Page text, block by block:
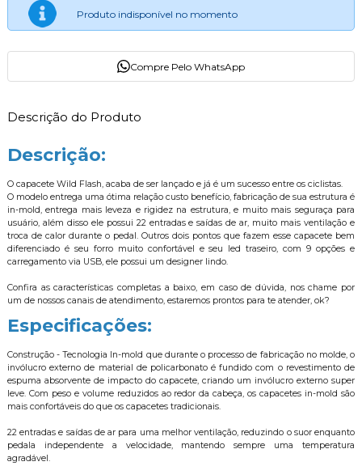
Produto indisponível no momento
Compre Pelo WhatsApp
Descrição do Produto
Descrição:
O capacete Wild Flash, acaba de ser lançado e já é um sucesso entre os ciclistas.
O modelo entrega uma ótima relação custo benefício, fabricação de sua estrutura é
in-mold, entrega mais leveza e rigidez na estrutura, e muito mais seguraça para
usuário, além disso ele possui 22 entradas e saídas de ar, muito mais ventilação e
troca de calor durante o pedal. Outros dois pontos que fazem esse capacete bem
diferenciado é seu forro muito confortável e seu led traseiro, com 9 opções e
carregamento via USB, ele possui um designer lindo.
Confira as características completas a baixo, em caso de dúvida, nos chame por
um de nossos canais de atendimento, estaremos prontos para te atender, ok?
Especificações:
Construção - Tecnologia In-mold que durante o processo de fabricação no molde, o
invólucro externo de material de policarbonato é fundido com o revestimento de
espuma absorvente de impacto do capacete, criando um invólucro externo super
leve. Com peso e volume reduzidos ao redor da cabeça, os capacetes in-mold são
mais confortáveis ​​do que os capacetes tradicionais.
22 entradas e saídas de ar para uma melhor ventilação, reduzindo o suor enquanto
pedala independente a velocidade, mantendo sempre uma temperatura
agradável.